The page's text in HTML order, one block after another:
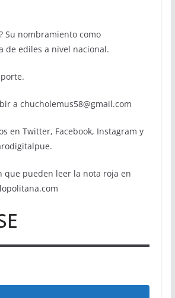
Su nombramiento como
de ediles a nivel nacional.
a chucholemus58@gmail.com
en Twitter, Facebook, Instagram y
que pueden leer la nota roja en